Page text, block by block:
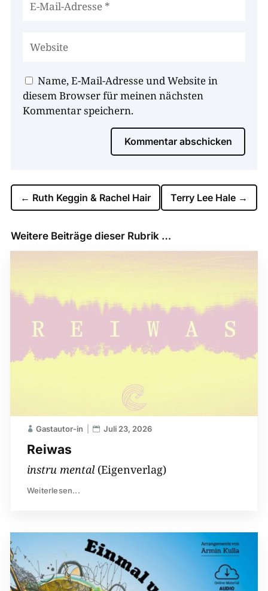
Name, E-Mail-Adresse und Website in
diesem Browser für meinen nächsten
Kommentar speichern.
Kommentar abschicken
← Ruth Keggin & Rachel Hair Terry Lee Hale →
Weitere Beiträge dieser Rubrik …
Reiwas
Gastautor-in Juli 23, 2026
instru mental(Eigenverlag)
Weiterlesen...